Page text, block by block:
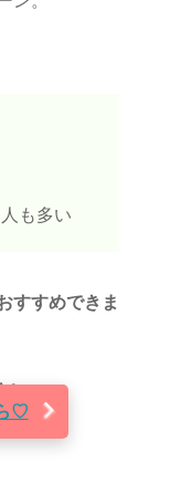
も多い
すすめできま
！／
♡